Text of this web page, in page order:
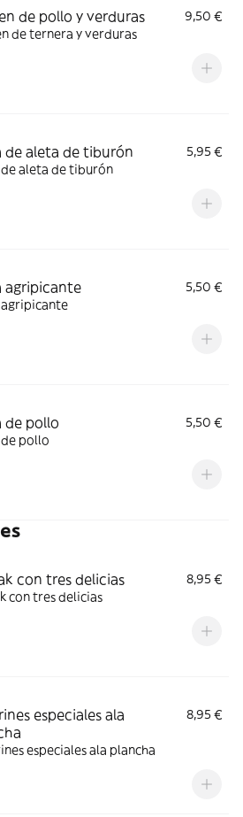
de pollo y verduras
9,50 €
de ternera y verduras
de aleta de tiburón
5,95 €
aleta de tiburón
agripicante
5,50 €
de pollo
5,50 €
pollo
con tres delicias
8,95 €
con tres delicias
especiales ala
8,95 €
especiales ala plancha